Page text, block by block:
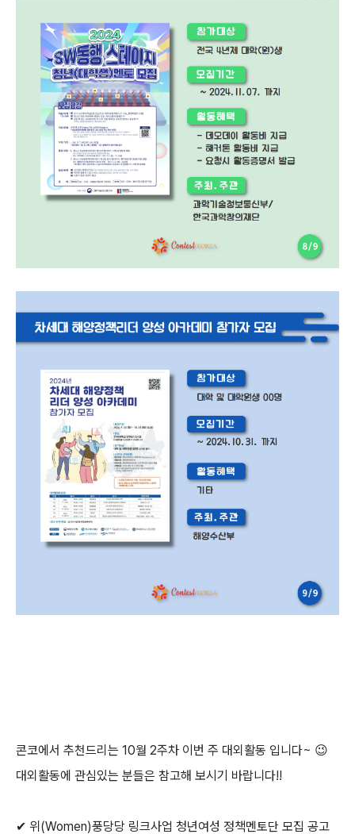
콘코에서 추천드리는 10월 2주차 이번 주 대외활동 입니다~ 😉
대외활동에 관심있는 분들은 참고해 보시기 바랍니다!!
✔ 위(Women)풍당당 링크사업 청년여성 정책멘토단 모집 공고